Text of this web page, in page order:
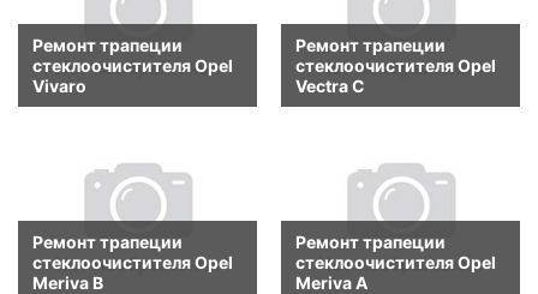
Ремонт трапеции
стеклоочистителя Opel
Vivaro
Ремонт трапеции
стеклоочистителя Opel
Vectra C
Ремонт трапеции
стеклоочистителя Opel
Meriva B
Ремонт трапеции
стеклоочистителя Opel
Meriva A